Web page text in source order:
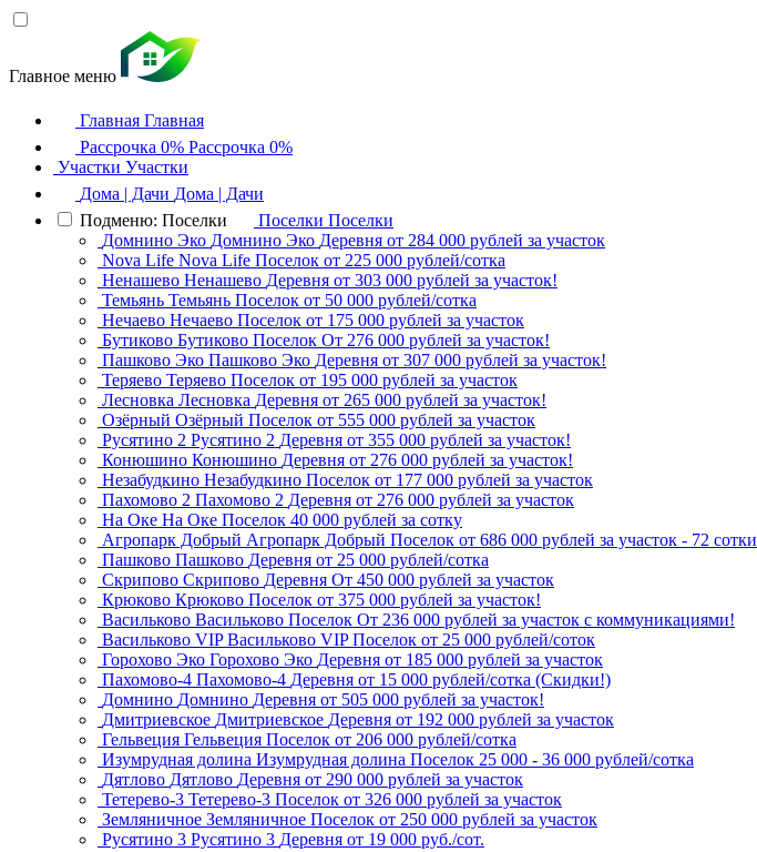
Главное меню
Главная Главная
Рассрочка 0% Рассрочка 0%
Участки Участки
Дома | Дачи Дома | Дачи
Подменю: Поселки
Поселки Поселки
Домнино Эко Домнино Эко Деревня от 284 000 рублей за участок
Nova Life Nova Life Поселок от 225 000 рублей/сотка
Ненашево Ненашево Деревня от 303 000 рублей за участок!
Темьянь Темьянь Поселок от 50 000 рублей/сотка
Нечаево Нечаево Поселок от 175 000 рублей за участок
Бутиково Бутиково Поселок От 276 000 рублей за участок!
Пашково Эко Пашково Эко Деревня от 307 000 рублей за участок!
Теряево Теряево Поселок от 195 000 рублей за участок
Лесновка Лесновка Деревня от 265 000 рублей за участок!
Озёрный Озёрный Поселок от 555 000 рублей за участок
Русятино 2 Русятино 2 Деревня от 355 000 рублей за участок!
Конюшино Конюшино Деревня от 276 000 рублей за участок!
Незабудкино Незабудкино Поселок от 177 000 рублей за участок
Пахомово 2 Пахомово 2 Деревня от 276 000 рублей за участок
На Оке На Оке Поселок 40 000 рублей за сотку
Агропарк Добрый Агропарк Добрый Поселок от 686 000 рублей за участок - 72 сотки
Пашково Пашково Деревня от 25 000 рублей/сотка
Скрипово Скрипово Деревня От 450 000 рублей за участок
Крюково Крюково Поселок от 375 000 рублей за участок!
Васильково Васильково Поселок От 236 000 рублей за участок с коммуникациями!
Васильково VIP Васильково VIP Поселок от 25 000 рублей/соток
Горохово Эко Горохово Эко Деревня от 185 000 рублей за участок
Пахомово-4 Пахомово-4 Деревня от 15 000 рублей/сотка (Скидки!)
Домнино Домнино Деревня от 505 000 рублей за участок!
Дмитриевское Дмитриевское Деревня от 192 000 рублей за участок
Гельвеция Гельвеция Поселок от 206 000 рублей/сотка
Изумрудная долина Изумрудная долина Поселок 25 000 - 36 000 рублей/сотка
Дятлово Дятлово Деревня от 290 000 рублей за участок
Тетерево-3 Тетерево-3 Поселок от 326 000 рублей за участок
Земляничное Земляничное Поселок от 250 000 рублей за участок
Русятино 3 Русятино 3 Деревня от 19 000 руб./сот.